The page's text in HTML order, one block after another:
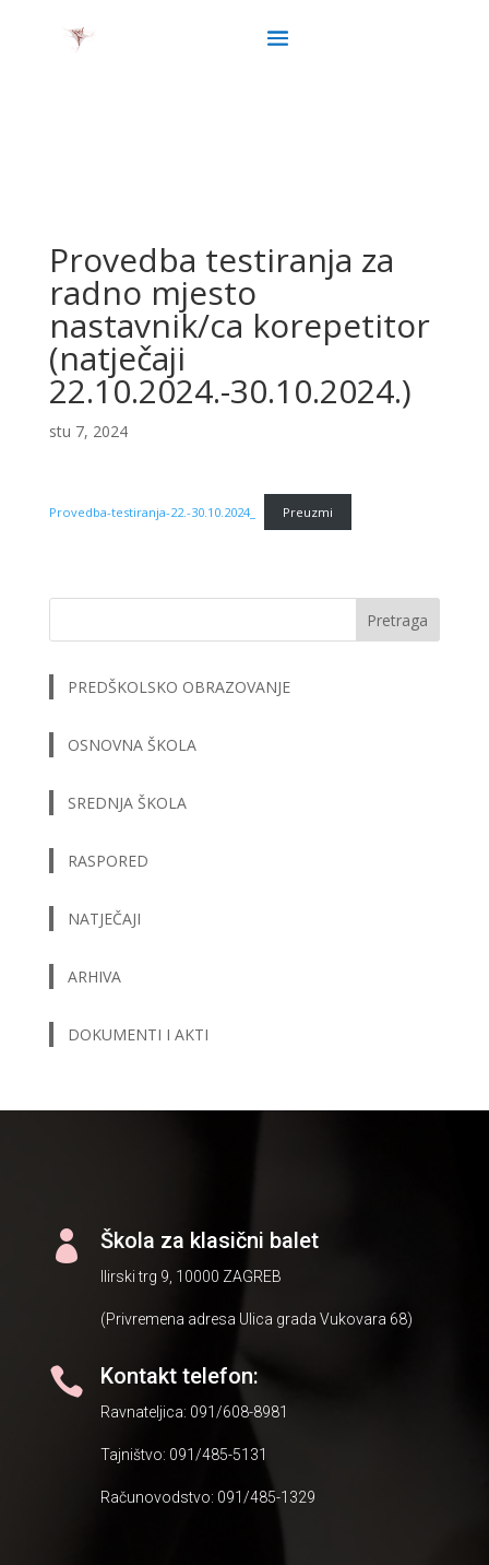
Provedba testiranja za
radno mjesto
nastavnik/ca korepetitor
(natječaji
22.10.2024.-30.10.2024.)
stu 7, 2024
Provedba-testiranja-22.-30.10.2024_ Preuzmi
Pretraga
PREDŠKOLSKO OBRAZOVANJE
OSNOVNA ŠKOLA
SREDNJA ŠKOLA
RASPORED
NATJEČAJI
ARHIVA
DOKUMENTI I AKTI
 Škola za klasični balet
Ilirski trg 9, 10000 ZAGREB
(Privremena adresa Ulica grada Vukovara 68)
 Kontakt telefon:
Ravnateljica: 091/608-8981
Tajništvo: 091/485-5131
Računovodstvo: 091/485-1329